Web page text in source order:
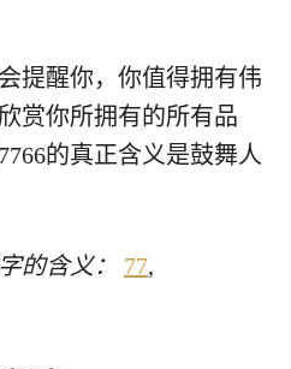
提醒你，你值得拥有伟
赏你所拥有的所有品
的真正含义是鼓舞人
的含义： 77,